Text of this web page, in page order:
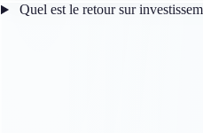
Quel est le retour sur